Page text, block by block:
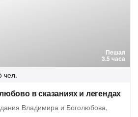
Пешая
3.5 часа
чел.
в сказаниях и легендах
Владимира и Боголюбова,